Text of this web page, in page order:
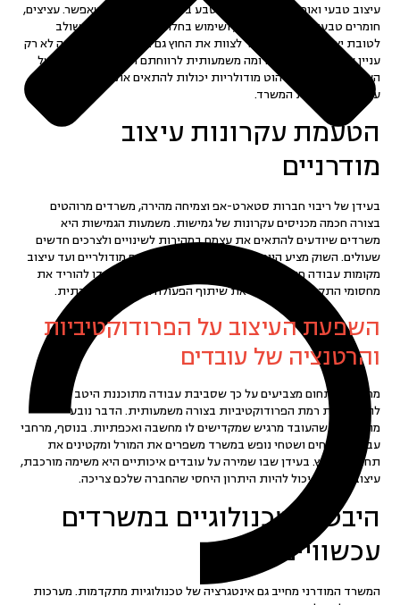
עיצוב טבעי ואורגני משלבים את הטבע בתוך המשרד ככל שאפשר. עציצים,
חומרים טבעיים כמו עץ ואבנים, ושימוש בחלונות גדולים, הכל משולב
לטובת יצירת מרחב שמזכיר לצוות את החוץ גם בשעות העבודה. זה לא רק
עניין של יופי, אלא גם תרומה משמעותית לרווחתם הנפשית והפיזית של
העובדים. תצורות ריהוט מודולריות יכולות להתאים את עצמן לכל שינוי
עתידי בפונקציות המשרד.
הטעמת עקרונות עיצוב
מודרניים
בעידן של ריבוי חברות סטארט-אפ וצמיחה מהירה, משרדים מרוהטים
בצורה חכמה מכניסים עקרונות של גמישות. משמעות הגמישות היא
משרדים שיודעים להתאים את עצמם במהירות לשינויים ולצרכים חדשים
שעולים. השוק מציע היום פתרונות מגוונים ממשרדים מודולריים ועד עיצוב
מקומות עבודה פתוחים ללא חוצצים מסורתיים. כל אלו נועדו להוריד את
מחסומי התקשורת ולהגביר את שיתוף הפעולה והחשיבה היצירתית.
השפעת העיצוב על הפרודוקטיביות
והרטנציה של עובדים
מחקרים בתחום מצביעים על כך שסביבת עבודה מתוכננת היטב יכולה
להעלות את רמת הפרודוקטיביות בצורה משמעותית. הדבר נובע
מהתחושה שהעובד מרגיש שמקדישים לו מחשבה ואכפתיות. בנוסף, מרחבי
עבודה פתוחים ושטחי נופש במשרד משפרים את המורל ומקטינים את
תחושת הלחץ. בעידן שבו שמירה על עובדים איכותיים היא משימה מורכבת,
עיצוב המשרד יכול להיות היתרון היחסי שהחברה שלכם צריכה.
היבטים טכנולוגיים במשרדים
עכשוויים
המשרד המודרני מחייב גם אינטגרציה של טכנולוגיות מתקדמות. מערכות